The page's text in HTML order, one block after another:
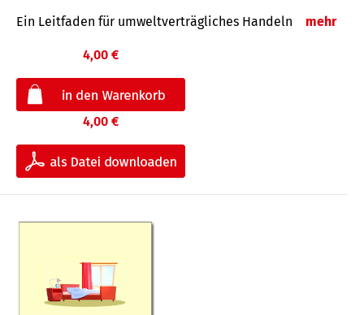
Ein Leitfaden für um­welt­ver­träg­liches Han­deln mehr
4,00 €
4,00 €